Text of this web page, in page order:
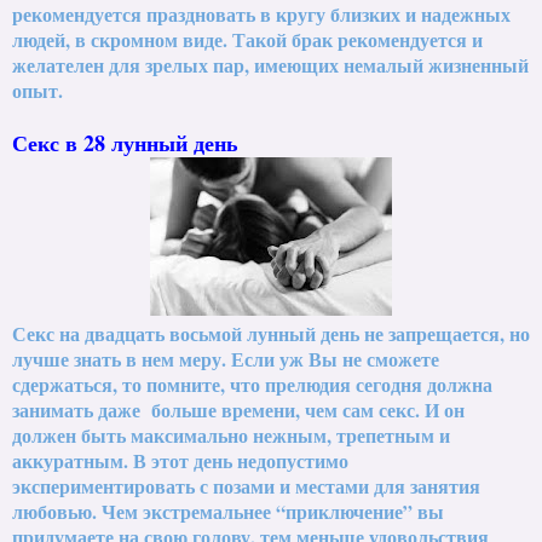
рекомендуется праздновать в кругу близких и надежных
людей, в скромном виде. Такой брак рекомендуется и
желателен для зрелых пар, имеющих немалый жизненный
опыт.
Секс в 28 лунный день
Секс на двадцать восьмой лунный день не запрещается, но
лучше знать в нем меру. Если уж Вы не сможете
сдержаться, то помните, что прелюдия сегодня должна
занимать даже больше времени, чем сам секс. И он
должен быть максимально нежным, трепетным и
аккуратным. В этот день недопустимо
экспериментировать с позами и местами для занятия
любовью. Чем экстремальнее “приключение” вы
придумаете на свою голову, тем меньше удовольствия